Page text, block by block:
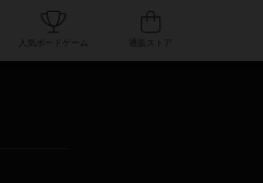
人気ボードゲーム